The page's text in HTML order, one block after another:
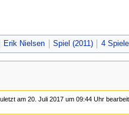
Erik Nielsen Spiel (2011) 4
am 20. Juli 2017 um 09:44 Uhr